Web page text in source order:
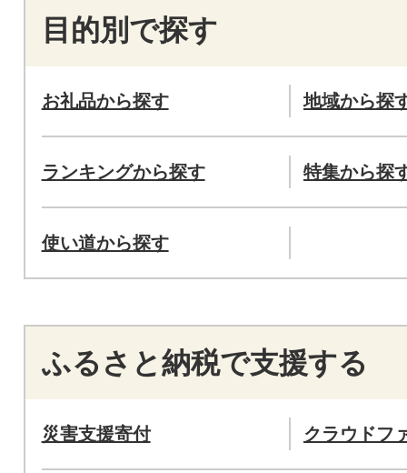
目的別で探す
お礼品から探す 地域から探
ランキングから探す 特集から探
使い道から探す
ふるさと納税で支援する
災害支援寄付 クラウドフ